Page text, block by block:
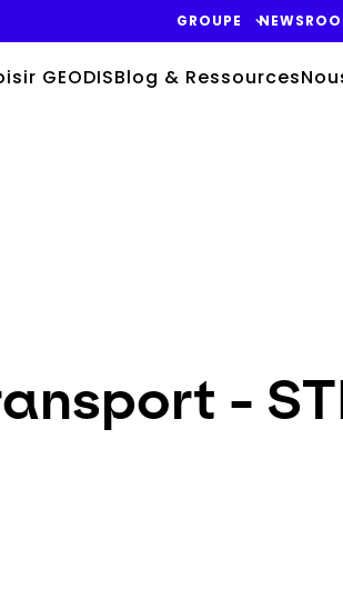
GROUPE
GEODISBlog & Ressources
-